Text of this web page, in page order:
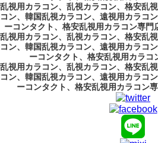
乱視用カラコン、乱視カラコン、格安乱
コン、韓国乱視カラコン、遠視用カラコ
ーコンタクト、格安乱視用カラコン専門
乱視用カラコン、乱視カラコン、格安乱
コン、韓国乱視カラコン、遠視用カラコ
ーコンタクト、格安乱視用カラコ
乱視用カラコン、乱視カラコン、格安乱
コン、韓国乱視カラコン、遠視用カラコ
ーコンタクト、格安乱視用カラコン